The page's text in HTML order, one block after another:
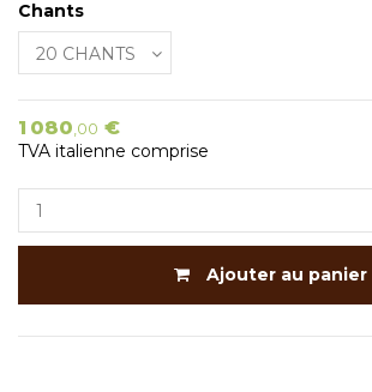
Chants
1 080,00 €
TVA italienne comprise
Ajouter au panier